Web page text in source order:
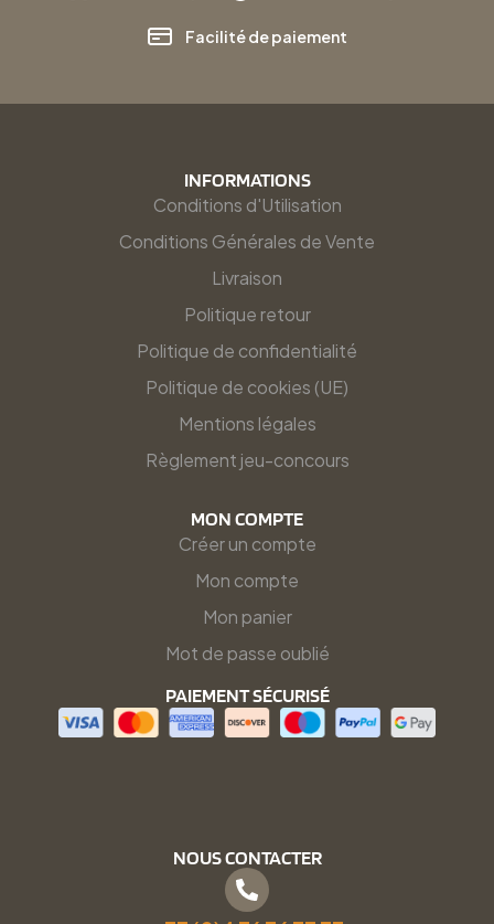
Facilité de paiement
INFORMATIONS
Conditions d'Utilisation
Conditions Générales de Vente
Livraison
Politique retour
Politique de confidentialité
Politique de cookies (UE)
Mentions légales
Règlement jeu-concours
MON COMPTE
Créer un compte
Mon compte
Mon panier
Mot de passe oublié
PAIEMENT SÉCURISÉ
NOUS CONTACTER